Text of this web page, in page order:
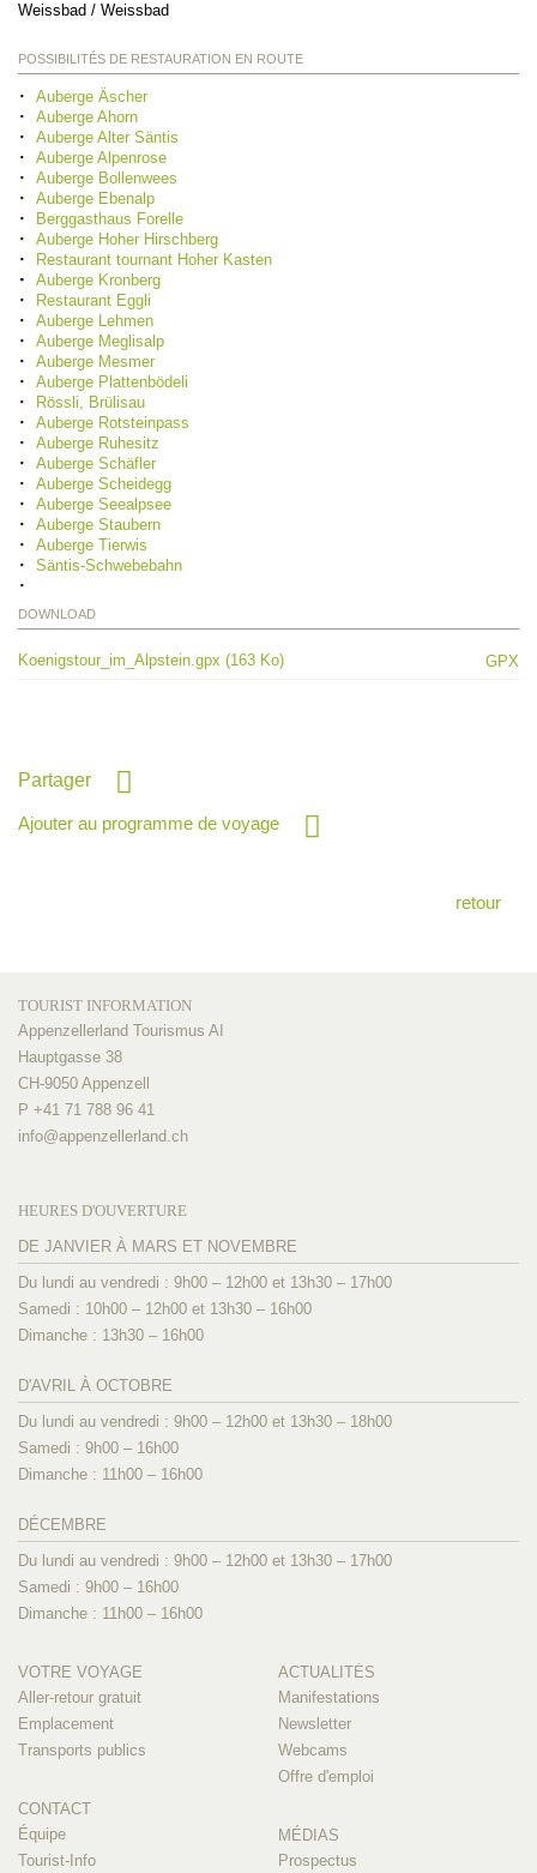
Weissbad / Weissbad
POSSIBILITÉS DE RESTAURATION EN ROUTE
Auberge Äscher
Auberge Ahorn
Auberge Alter Säntis
Auberge Alpenrose
Auberge Bollenwees
Auberge Ebenalp
Berggasthaus Forelle
Auberge Hoher Hirschberg
Restaurant tournant Hoher Kasten
Auberge Kronberg
Restaurant Eggli
Auberge Lehmen
Auberge Meglisalp
Auberge Mesmer
Auberge Plattenbödeli
Rössli, Brülisau
Auberge Rotsteinpass
Auberge Ruhesitz
Auberge Schäfler
Auberge Scheidegg
Auberge Seealpsee
Auberge Staubern
Auberge Tierwis
Säntis-Schwebebahn
DOWNLOAD
Koenigstour_im_Alpstein.gpx (163 Ko) GPX
Partager
Ajouter au programme de voyage
retour
TOURIST INFORMATION
Appenzellerland Tourismus AI
Hauptgasse 38
CH-9050 Appenzell
P +41 71 788 96 41
info@appenzellerland.ch
HEURES D'OUVERTURE
DE JANVIER À MARS ET NOVEMBRE
Du lundi au vendredi : 9h00 – 12h00 et 13h30 – 17h00
Samedi : 10h00 – 12h00 et 13h30 – 16h00
Dimanche : 13h30 – 16h00
D'AVRIL À OCTOBRE
Du lundi au vendredi : 9h00 – 12h00 et 13h30 – 18h00
Samedi : 9h00 – 16h00
Dimanche : 11h00 – 16h00
DÉCEMBRE
Du lundi au vendredi : 9h00 – 12h00 et 13h30 – 17h00
Samedi : 9h00 – 16h00
Dimanche : 11h00 – 16h00
VOTRE VOYAGE
Aller-retour gratuit
Emplacement
Transports publics
CONTACT
Équipe
Tourist-Info
ACTUALITÉS
Manifestations
Newsletter
Webcams
Offre d'emploi
MÉDIAS
Prospectus